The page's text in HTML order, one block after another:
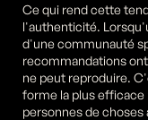
Ce qui rend cette
l'authenticité.
d'une communauté
recommandations
ne peut reproduire.
forme la plus efficace
personnes de